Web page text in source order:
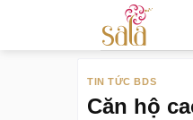
TIN TỨC BDS
Căn hộ